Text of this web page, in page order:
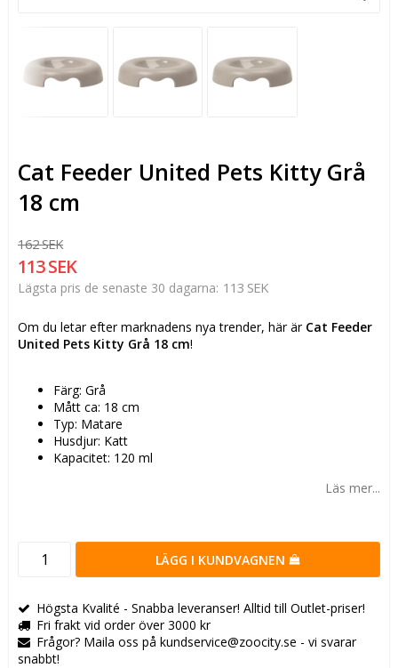
Cat Feeder United Pets Kitty Grå
18 cm
162 SEK
113 SEK
Lägsta pris de senaste 30 dagarna 113 SEK
Om du letar efter marknadens nya trender, här är Cat Feeder
United Pets Kitty Grå 18 cm!
Färg: Grå
Mått ca: 18 cm
Typ: Matare
Husdjur: Katt
Kapacitet: 120 ml
Läs mer...
LÄGG I KUNDVAGNEN
Högsta Kvalité - Snabba leveranser! Alltid till Outlet-priser!
Fri frakt vid order över 3000 kr
Frågor? Maila oss på kundservice@zoocity.se - vi svarar
snabbt!